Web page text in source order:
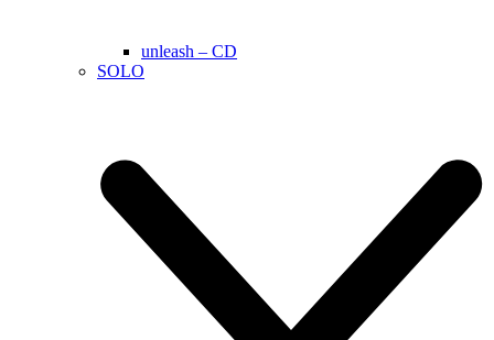
unleash – CD
SOLO